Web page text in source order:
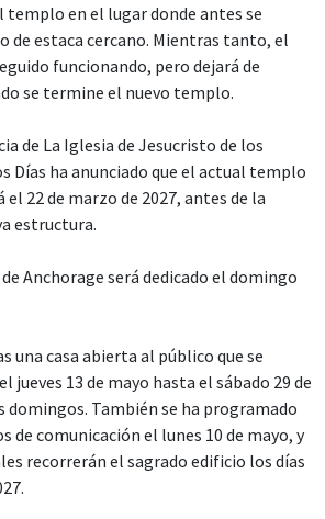
templo en el lugar donde antes se
de estaca cercano. Mientras tanto, el
funcionando, pero dejará de
se termine el nuevo templo.
de La Iglesia de Jesucristo de los
Días ha anunciado que el actual templo
22 de marzo de 2027, antes de la
estructura.
Anchorage será dedicado el domingo
una casa abierta al público que se
jueves 13 de mayo hasta el sábado 29 de
domingos. También se ha programado
de comunicación el lunes 10 de mayo, y
recorrerán el sagrado edificio los días